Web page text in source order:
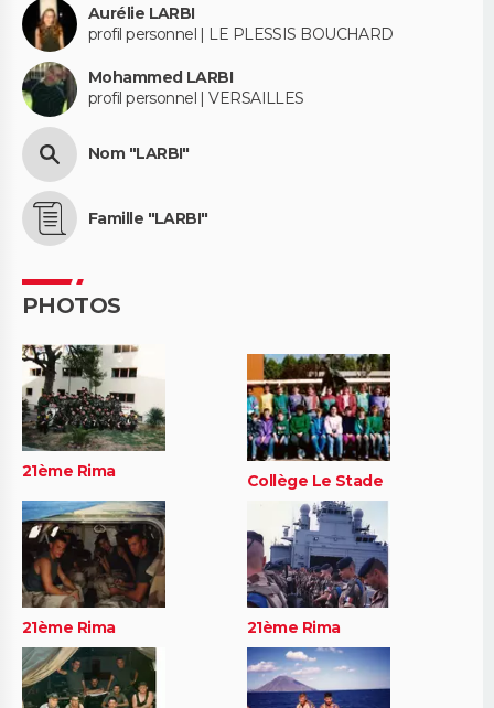
Aurélie LARBI
profil personnel | LE PLESSIS BOUCHARD
Mohammed LARBI
profil personnel | VERSAILLES
Nom "LARBI"
Famille "LARBI"
PHOTOS
21ème Rima Collège Le Stade
21ème Rima 21ème Rima